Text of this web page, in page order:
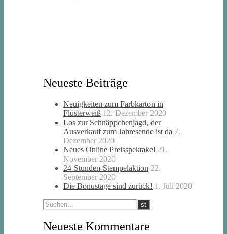
Neueste Beiträge
Neuigkeiten zum Farbkarton in
Flüsterweiß 12. Dezember 2020
Los zur Schnäppchenjagd, der
Ausverkauf zum Jahresende ist da 7.
Dezember 2020
Neues Online Preisspektakel 21.
November 2020
24-Stunden-Stempelaktion 22.
September 2020
Die Bonustage sind zurück! 1. Juli 2020
Neueste Kommentare